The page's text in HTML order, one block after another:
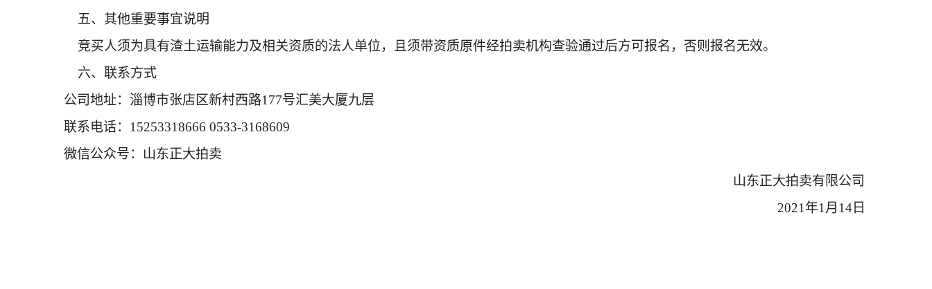
五、其他重要事宜说明
竞买人须为具有渣土运输能力及相关资质的法人单位，且须带资质原件经拍卖机构查验通过后方可报名，否则报名无效。
六、联系方式
公司地址：淄博市张店区新村西路177号汇美大厦九层
联系电话： 15253318666 0533-3168609
微信公众号：山东正大拍卖
山东正大拍卖有限公司
2021年1月14日